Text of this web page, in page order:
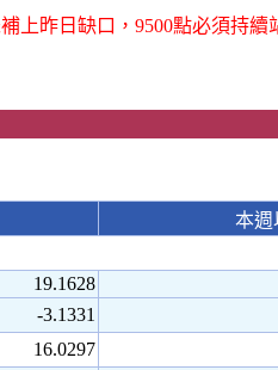
上昨日缺口，9500點必須持
本週
19.1628
-3.1331
16.0297